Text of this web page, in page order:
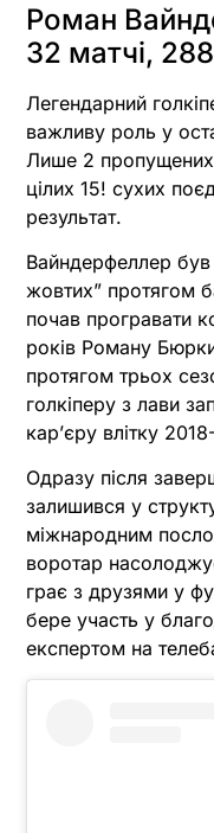
Роман
32 матчі,
Легендарний
важливу роль у
Лише 2 пропущених
цілих 15! сухих
результат.
Вайндерфеллер
жовтих” протягом
почав програвати
років Роману
протягом трьох
голкіперу з лави
кар’єру влітку
Одразу після
залишився у
міжнародним
воротар
грає з друзями у
бере участь у
експертом на